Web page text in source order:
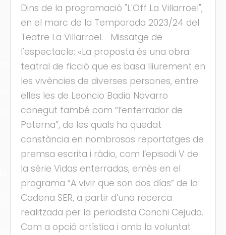
Dins de la programació "L'Off La Villarroel",
en el marc de la Temporada 2023/24 del
Teatre La Villarroel. Missatge de
l'espectacle: «La proposta és una obra
teatral de ficció que es basa lliurement en
les vivències de diverses persones, entre
elles les de Leoncio Badia Navarro
conegut també com “l’enterrador de
Paterna”, de les quals ha quedat
constància en nombrosos reportatges de
premsa escrita i ràdio, com l’episodi V de
la sèrie Vidas enterradas, emès en el
programa “A vivir que son dos días” de la
Cadena SER, a partir d’una recerca
realitzada per la periodista Conchi Cejudo.
Com a opció artística i amb la voluntat